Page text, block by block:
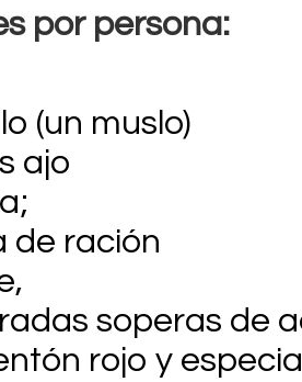
por persona:
(un muslo)
ajo
de ración
soperas de
rojo y